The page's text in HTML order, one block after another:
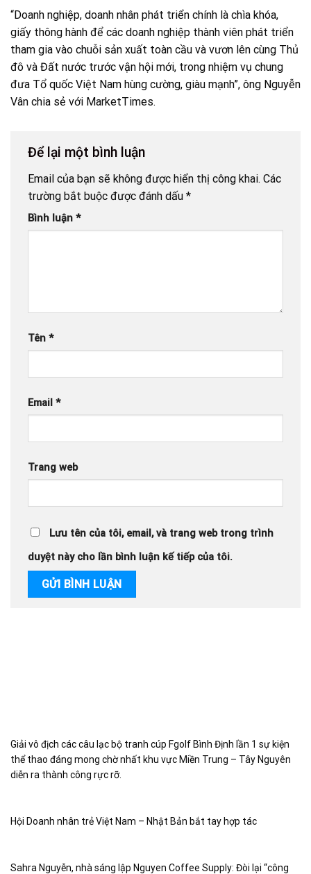
“Doanh nghiệp, doanh nhân phát triển chính là chìa khóa,
giấy thông hành để các doanh nghiệp thành viên phát triển
tham gia vào chuỗi sản xuất toàn cầu và vươn lên cùng Thủ
đô và Đất nước trước vận hội mới, trong nhiệm vụ chung
đưa Tổ quốc Việt Nam hùng cường, giàu mạnh”, ông Nguyễn
Vân chia sẻ với MarketTimes.
Để lại một bình luận
Email của bạn sẽ không được hiển thị công khai. Các
trường bắt buộc được đánh dấu *
Bình luận *
Tên *
Email *
Trang web
Lưu tên của tôi, email, và trang web trong trình
duyệt này cho lần bình luận kế tiếp của tôi.
Giải vô địch các câu lạc bộ tranh cúp Fgolf Bình Định lần 1 sự kiện
thể thao đáng mong chờ nhất khu vực Miền Trung – Tây Nguyên
diễn ra thành công rực rỡ.
Hội Doanh nhân trẻ Việt Nam – Nhật Bản bắt tay hợp tác
Sahra Nguyễn, nhà sáng lập Nguyen Coffee Supply: Đòi lại “công